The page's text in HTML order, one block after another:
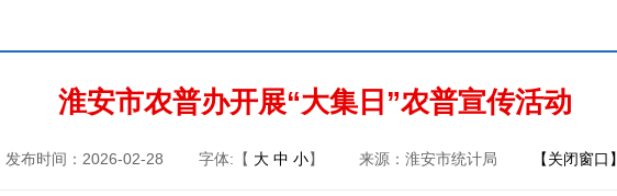
淮安市农普办开展“大集日”农普宣传活动
发布时间：2026-02-28 字体:【 大 中 小】 来源：淮安市统计局 【关闭窗口】